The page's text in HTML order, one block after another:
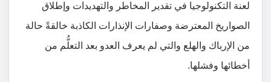
لعنة التكنولوجيا في تقدير المخاطر والتهديدات وإطلاق
الصواريخ المعترضة وصفارات الإنذارات الكاذبة خالقةً حالة
من الإرباك والهلع والتي لم يعرف العدو بعد التعلُّم من
أخطائها وفشلها.